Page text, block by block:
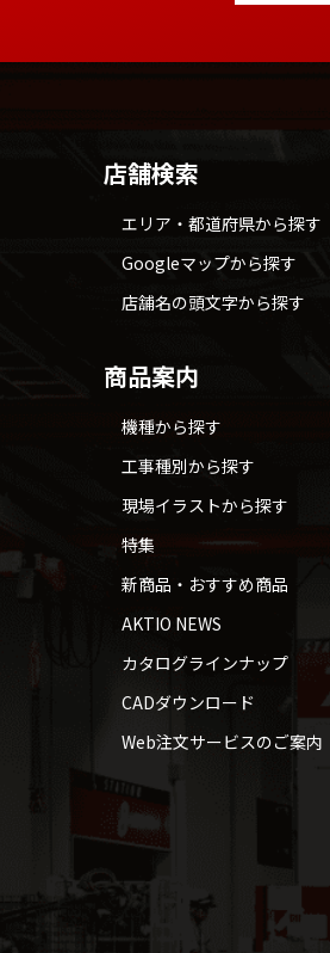
店舗検索
エリア・都道府県から探す
Googleマップから探す
店舗名の頭文字から探す
商品案内
機種から探す
工事種別から探す
現場イラストから探す
特集
新商品・おすすめ商品
AKTIO NEWS
カタログラインナップ
CADダウンロード
Web注文サービスのご案内